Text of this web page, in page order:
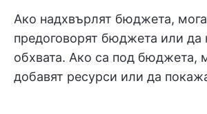
Ако надхвърлят бюджета,
предоговорят бюджета или да
обхвата. Ако са под бюджета,
добавят ресурси или да